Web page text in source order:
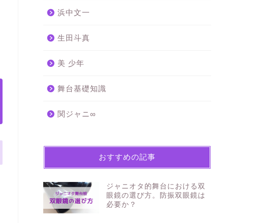
浜中文一
生田斗真
美 少年
舞台基礎知識
関ジャニ∞
おすすめの記事
ジャニオタ的舞台における双
眼鏡の選び方。防振双眼鏡は
必要か？